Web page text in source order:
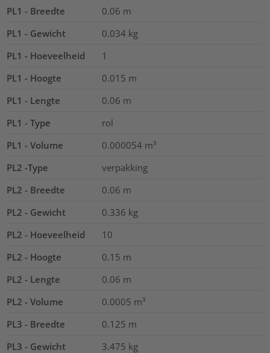
PL1 - Breedte 0.06 m
PL1 - Gewicht
0.034 kg
PL1 - Hoeveelheid
1
PL1 - Hoogte
0.015 m
PL1 - Lengte
0.06 m
PL1 - Type
rol
PL1 - Volume
0.000054 m³
PL2 -Type
verpakking
PL2 - Breedte
0.06 m
PL2 - Gewicht
0.336 kg
PL2 - Hoeveelheid
10
PL2 - Hoogte
0.15 m
PL2 - Lengte
0.06 m
PL2 - Volume
0.0005 m³
PL3 - Breedte
0.125 m
PL3 - Gewicht
3.475 kg